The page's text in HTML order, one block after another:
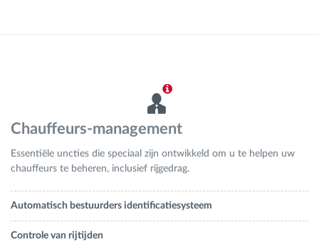
Chauffeurs-management
Essentiële uncties die speciaal zijn ontwikkeld om u te helpen uw
chauffeurs te beheren, inclusief rijgedrag.
Automatisch bestuurders identificatiesysteem
Controle van rijtijden